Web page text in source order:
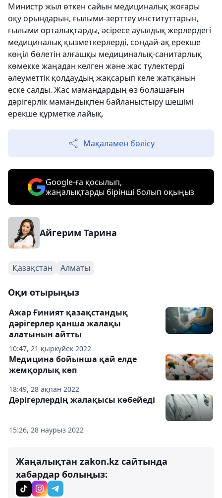
Министр жыл өткен сайын медициналық жоғары
оқу орындарын, ғылыми-зерттеу институттарын,
ғылыми орталықтарды, әсіресе ауылдық жерлердегі
медициналық қызметкерлерді, сондай-ақ ерекше
көңіл бөлетін алғашқы медициналық-санитарлық
көмекке жаңадан келген және жас түлектерді
әлеуметтік қолдаудың жақсарып келе жатқанын
еске салды. Жас мамандардың өз болашағын
дәрігерлік мамандықпен байланыстыру шешімі
ерекше құрметке лайық.
Мақаламен бөлісу
Google-ға қосылып,
жаңалықтарды бірінші болып оқыңыз
Айгерим Тарина
Қазақстан Алматы
Оқи отырыңыз
10:47, 21 қыркүйек 2022
Ажар Ғиният қазақстандық
дәрігерлер қанша жалақы
алатынын айтты
18:49, 28 ақпан 2022
Медицина бойынша қай елде
жемқорлық көп
15:26, 28 наурыз 2022
Дәрігерлердің жалақысы көбейеді
Жаңалықтан zakon.kz сайтында
хабардар болыңыз: